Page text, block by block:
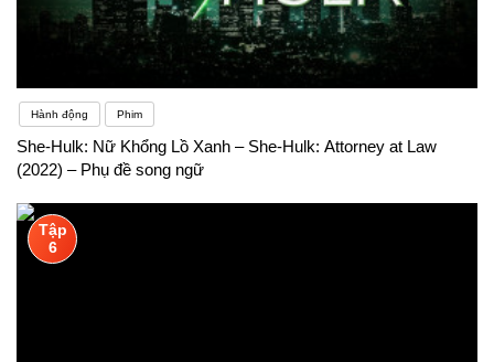
Hành động Phim
She-Hulk: Nữ Khổng Lồ Xanh – She-Hulk: Attorney at Law
(2022) – Phụ đề song ngữ
Tập
6